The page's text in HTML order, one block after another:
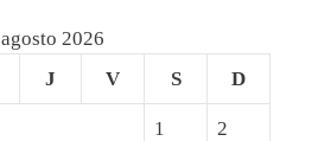
agosto 2026
J V S D
1 2